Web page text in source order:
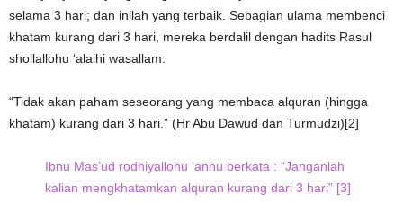
selama 3 hari; dan inilah yang terbaik. Sebagian ulama membenci
khatam kurang dari 3 hari, mereka berdalil dengan hadits Rasul
shollallohu ‘alaihi wasallam:
“Tidak akan paham seseorang yang membaca alquran (hingga
khatam) kurang dari 3 hari.” (Hr Abu Dawud dan Turmudzi)[2]
Ibnu Mas’ud rodhiyallohu ‘anhu berkata : “Janganlah
kalian mengkhatamkan alquran kurang dari 3 hari” [3]